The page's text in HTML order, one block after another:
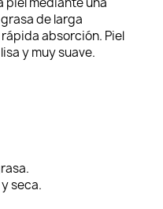
de larga
absorción. Piel
y muy suave.
seca.